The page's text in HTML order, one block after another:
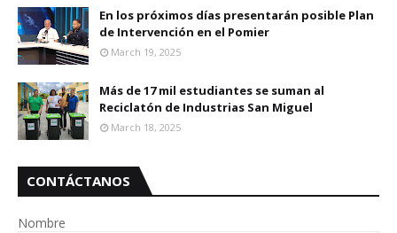
En los próximos días presentarán posible Plan
de Intervención en el Pomier
March 19, 2025
Más de 17 mil estudiantes se suman al
Reciclatón de Industrias San Miguel
March 18, 2025
CONTÁCTANOS
Nombre